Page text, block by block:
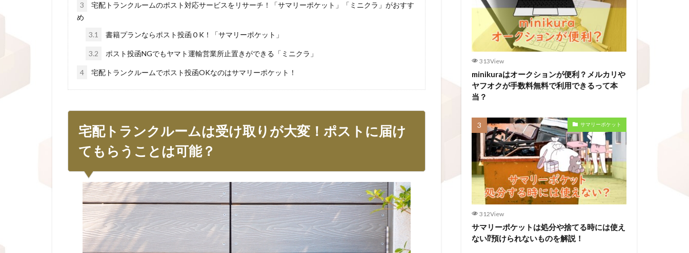
3
宅配トランクルームのポスト対応サービスをリサーチ！「サマリーポケット」「ミニクラ」がおすす
め
3.1
書籍プランならポスト投函ＯK！「サマリーポケット」
3.2 ポスト投函NGでもヤマト運輸営業所止置きができる「ミニクラ」
4 宅配トランクルームでポスト投函OKなのはサマリーポケット！
宅配トランクルームは受け取りが大変！ポストに届け
てもらうことは可能？
313View
minikuraはオークションが便利？メルカリや
ヤフオクが手数料無料で利用できるって本
当？
サマリーポケット
312View
サマリーポケットは処分や捨てる時には使え
ない⁉預けられないものを解説！